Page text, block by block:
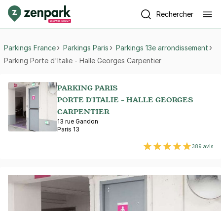
Rechercher
Parkings France Parkings Paris
Parkings 13e arrondissement
Parking Porte d'Italie - Halle Georges Carpentier
PARKING PARIS
PORTE D'ITALIE - HALLE GEORGES
CARPENTIER
13 rue Gandon
Paris 13
389 avis